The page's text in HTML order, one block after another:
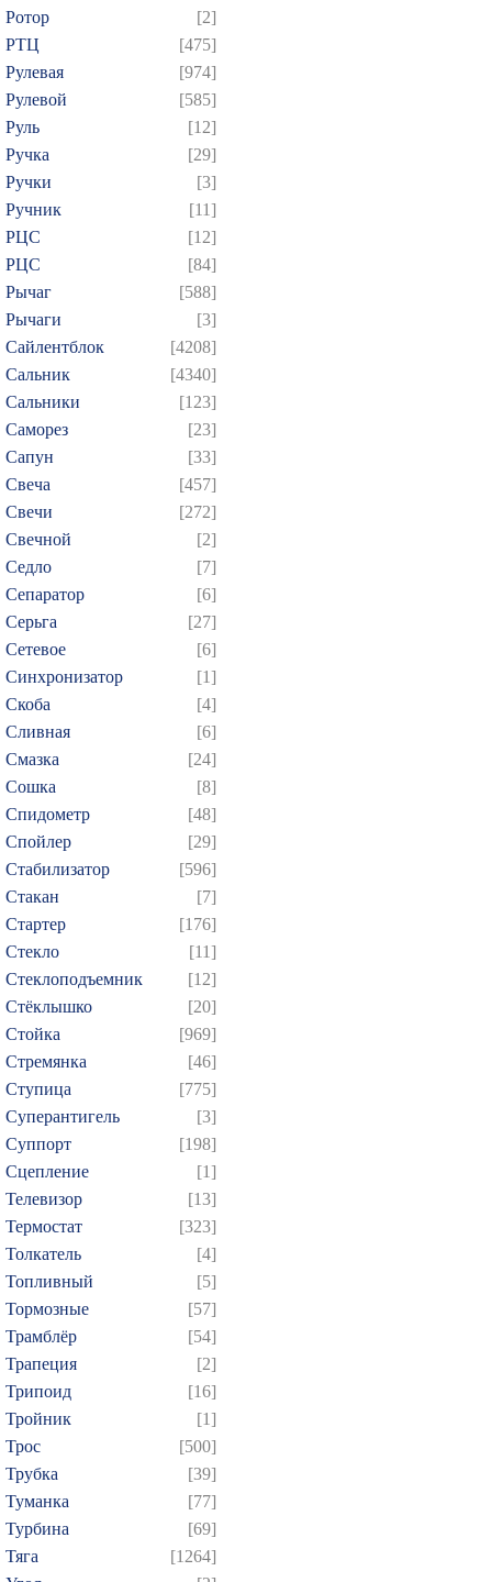
Ротор
[2]
РТЦ
[475]
Рулевая
[974]
Рулевой
[585]
Руль
[12]
Ручка
[29]
Ручки
[3]
Ручник
[11]
РЦC
[12]
РЦС
[84]
Рычаг
[588]
Рычаги
[3]
Сайлентблок
[4208]
Сальник
[4340]
Сальники
[123]
Саморез
[23]
Сапун
[33]
Свеча
[457]
Свечи
[272]
Свечной
[2]
Седло
[7]
Сепаратор
[6]
Серьга
[27]
Сетевое
[6]
Синхронизатор
[1]
Скоба
[4]
Сливная
[6]
Смазка
[24]
Сошка
[8]
Спидометр
[48]
Спойлер
[29]
Стабилизатор
[596]
Стакан
[7]
Стартер
[176]
Стекло
[11]
Стеклоподъемник
[12]
Стёклышко
[20]
Стойка
[969]
Стремянка
[46]
Ступица
[775]
Суперантигель
[3]
Суппорт
[198]
Сцепление
[1]
Телевизор
[13]
Термостат
[323]
Толкатель
[4]
Топливный
[5]
Тормозные
[57]
Трамблёр
[54]
Трапеция
[2]
Трипоид
[16]
Тройник
[1]
Трос
[500]
Трубка
[39]
Туманка
[77]
Турбина
[69]
Тяга
[1264]